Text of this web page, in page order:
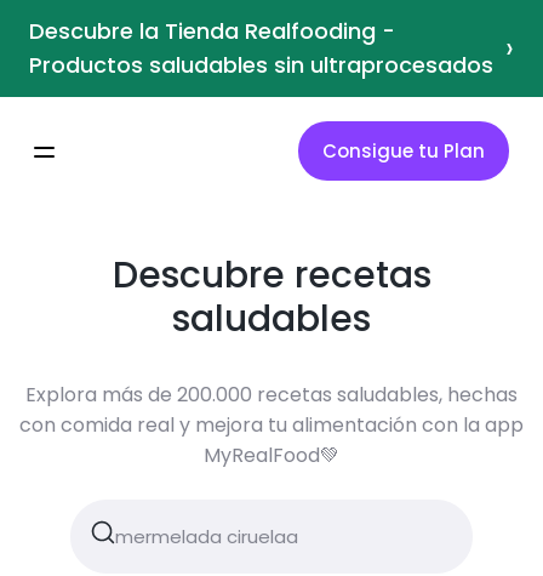
Descubre la Tienda Realfooding -
Productos saludables sin ultraprocesados ›
Consigue tu Plan
Descubre recetas
saludables
Explora más de 200.000 recetas saludables, hechas
con comida real y mejora tu alimentación con la app
MyRealFood💚